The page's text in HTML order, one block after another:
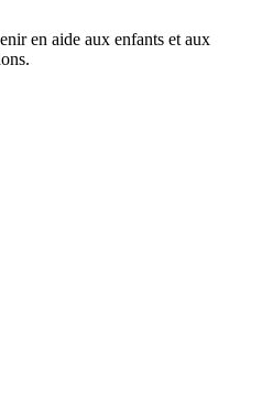
en aide aux enfants et aux